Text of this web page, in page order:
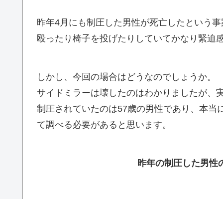
昨年4月にも制圧した男性が死亡したという
殴ったり椅子を投げたりしていてかなり緊迫
しかし、今回の場合はどうなのでしょうか。
サイドミラーは壊したのはわかりましたが、
制圧されていたのは57歳の男性であり、本
て調べる必要があると思います。
昨年の制圧した男性